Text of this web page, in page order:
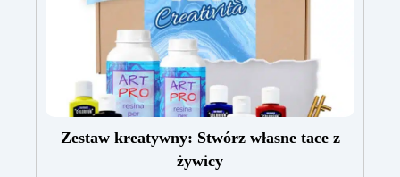
Zestaw kreatywny: Stwórz własne tace z
żywicy